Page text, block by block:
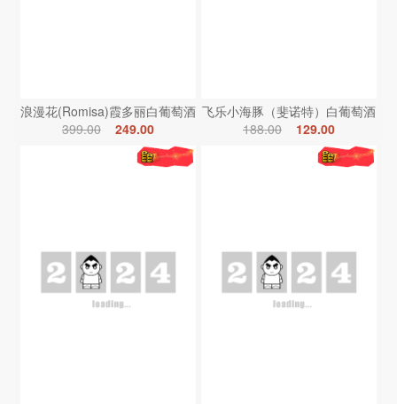
浪漫花(Romisa)霞多丽白葡萄酒
399.00
249.00
飞乐小海豚（斐诺特）白葡萄酒
188.00
129.00